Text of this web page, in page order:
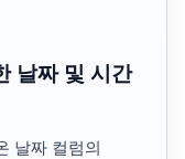
날짜 및 시간
날짜 컬럼의